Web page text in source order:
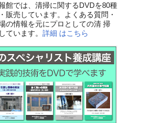
館では、清掃に関するDVDを80種
販売しています。よくある質問・
の情報を元にプロとしての清 掃
ています。 詳細 はこちら